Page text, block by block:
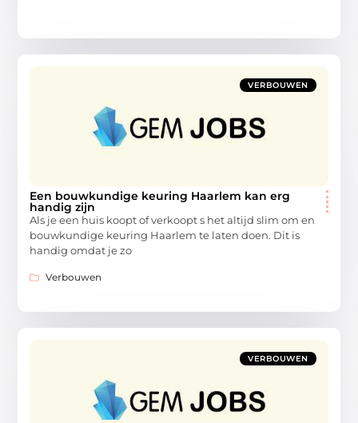
VERBOUWEN
Een bouwkundige keuring Haarlem kan erg
handig zijn
Als je een huis koopt of verkoopt s het altijd slim om en
bouwkundige keuring Haarlem te laten doen. Dit is
handig omdat je zo
Verbouwen
VERBOUWEN